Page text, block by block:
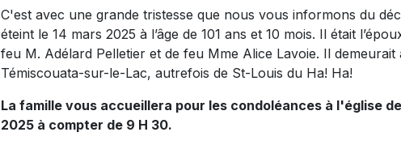
C'est avec une grande tristesse que nous vous informons du
éteint le 14 mars 2025 à l’âge de 101 ans et 10 mois. Il était
feu M. Adélard Pelletier et de feu Mme Alice Lavoie. Il
Témiscouata-sur-le-Lac, autrefois de St-Louis du Ha! Ha!
La famille vous accueillera pour les condoléances à l'église
2025 à compter de 9 H 30.